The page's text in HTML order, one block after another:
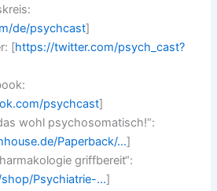
de/psychcast​]
[https://twitter.com/psych_cast?
psychcast​]
wohl psychosomatisch!“:
Paperback/…​]
griffbereit“:
Psychiatrie-…​]